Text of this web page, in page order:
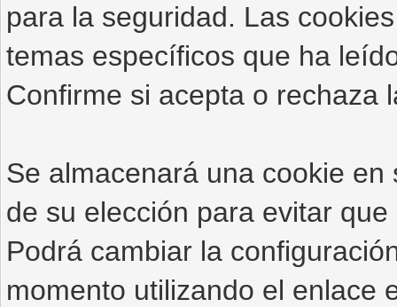
para la seguridad. Las
temas específicos que ha
Confirme si acepta o rechaza
Se almacenará una cookie
de su elección para evitar
Podrá cambiar la
momento utilizando el enlace